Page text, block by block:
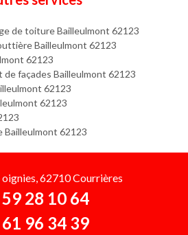
de toiture Bailleulmont 62123
Bailleulmont 62123
62123
façades Bailleulmont 62123
62123
62123
Bailleulmont 62123
62710 Courrières
28 10 64
96 34 39